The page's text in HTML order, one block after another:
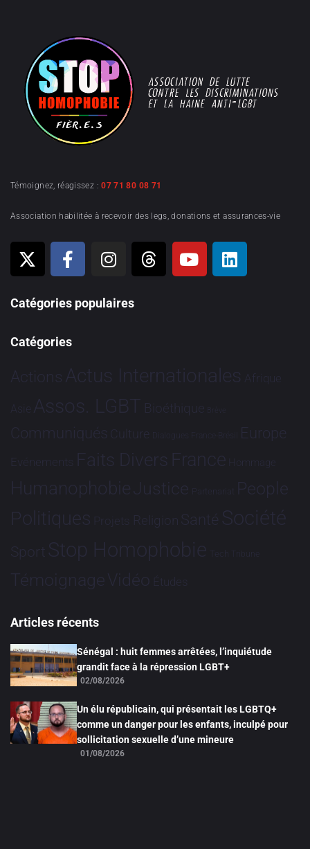
Témoignez, réagissez :07 71 80 08 71
Association habilitée à recevoir des legs, donations et assurances-vie
Catégories populaires
Catégories
Actions Actus Internationales Afrique
Asie Assos. LGBT Bioéthique Brève
Communiqués Culture Dialogues France-Brésil Europe
Evénements Faits Divers France Hommage
HumanophobieJustice Partenariat People
Politiques Projets Religion Santé Société
Sport Stop Homophobie Tech Tribune
TémoignageVidéo Études
Articles récents
Sénégal : huit femmes arrêtées, l’inquiétude
grandit face à la répression LGBT+
02/08/2026
Un élu républicain, qui présentait les LGBTQ+
comme un danger pour les enfants, inculpé pour
sollicitation sexuelle d’une mineure
01/08/2026